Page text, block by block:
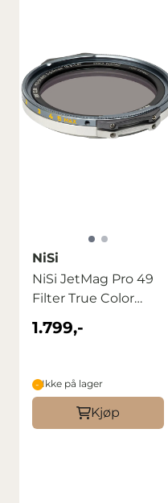
NiSi
NiSi JetMag Pro 49
Filter True Color
VND 1-5 ...
1.799,-
Ikke på lager
Kjøp